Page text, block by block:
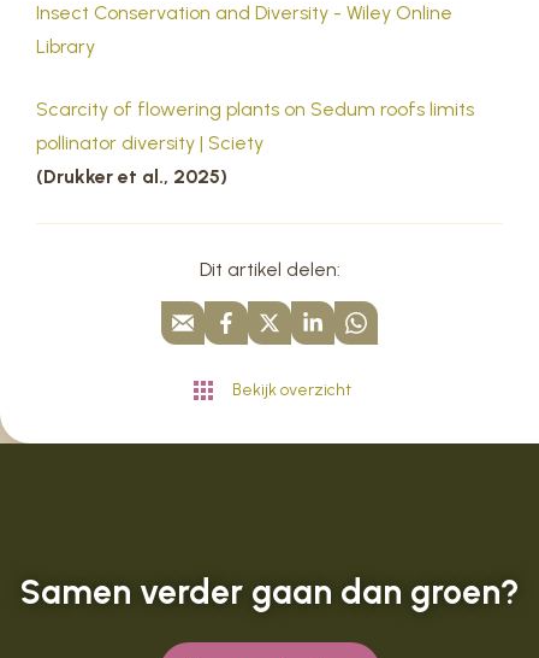
Insect Conservation and Diversity - Wiley Online
Library
Scarcity of flowering plants on Sedum roofs limits
pollinator diversity | Sciety
(Drukker et al., 2025)
Dit artikel delen:
Bekijk overzicht
Samen verder gaan dan groen?